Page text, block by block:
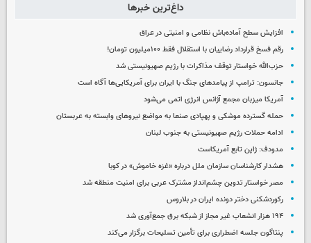
داغ‌ترین خبرها
افزایش سطح آماده‌باش نظامی و امنیتی در عراق
رقم فسخ قرارداد رضاییان با استقلال فقط ۱۰۰میلیون تومان!
حزب‌الله خواستار توقف مذاکرات با رژیم صهیونیستی شد
جانسون: ترامپ از پیامدهای جنگ با ایران برای آمریکایی‌ها آگاه است
آمریکا میزبان مجمع آژانس انرژی اتمی می‌شود
حمله گسترده موشکی و پهپادی صنعا به مواضع نیروهای وابسته به عربستان
ادامه حملات رژیم صهیونیستی به جنوب لبنان
مدودف: ژاپن تابع آمریکاست
هشدار کارشناسان سازمان ملل درباره «غزه‌ خاموش» در کوبا
مصر خواستار تدوین چشم‌انداز مشترک عربی برای امنیت منطقه شد
رکوردشکنی دختر دونده ایران در بلاروس
۱۹۴ هزار انشعاب غیر مجاز از شبکه برق جمع‌آوری شد
پنتاگون جلسه اضطراری برای تأمین تسلیحات برگزار می‌کند